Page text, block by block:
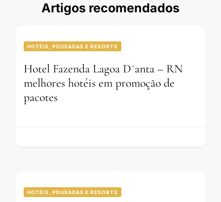
Artigos recomendados
HOTÉIS, POUSADAS E RESORTS
Hotel Fazenda Lagoa D´anta – RN
melhores hotéis em promoção de
pacotes
HOTÉIS, POUSADAS E RESORTS